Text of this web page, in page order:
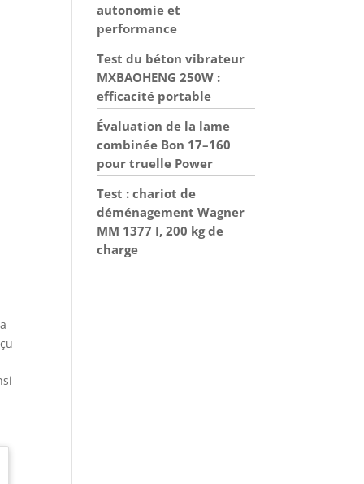
autonomie et
performance
Test du béton vibrateur
MXBAOHENG 250W :
efficacité portable
Évaluation de la lame
combinée Bon 17–160
pour truelle Power
Test : chariot de
déménagement Wagner
MM 1377 I, 200 kg de
charge